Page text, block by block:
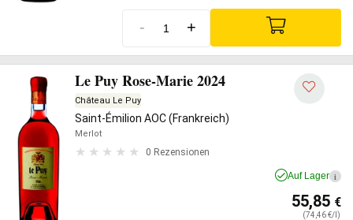
- +
Le Puy Rose-Marie 2024
Château Le Puy
Saint-Émilion AOC (Frankreich)
Merlot
0 Rezensionen
Auf Lager i
55,85 €
(74,46 €/l)